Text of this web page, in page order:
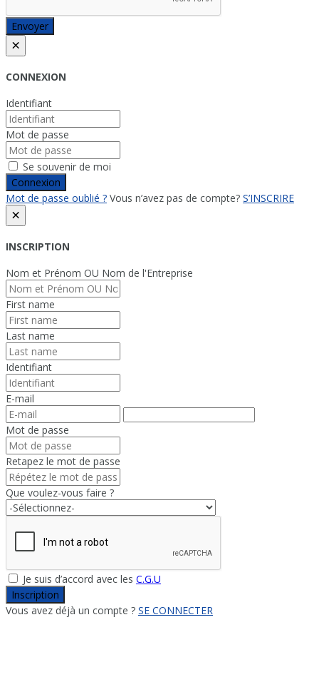
Envoyer
×
CONNEXION
Identifiant
Mot de passe
Se souvenir de moi
Connexion
Mot de passe oublié ? Vous n’avez pas de compte? S’INSCRIRE
×
INSCRIPTION
Nom et Prénom OU Nom de l'Entreprise
First name
Last name
Identifiant
E-mail
Mot de passe
Retapez le mot de passe
Que voulez-vous faire ?
Je suis d’accord avec les C.G.U
Inscription
Vous avez déjà un compte ? SE CONNECTER